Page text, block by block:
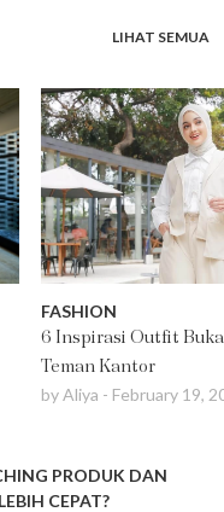
LIHAT SEMUA
FASHION
6 Inspirasi Outfit
Teman Kantor
byAliya - February 19,
PRODUK DAN
CEPAT?